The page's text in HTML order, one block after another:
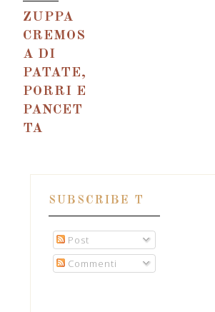
ZUPPA
CREMOS
A DI
PATATE,
PORRI E
PANCET
TA
SUBSCRIBE T
Post
Commenti